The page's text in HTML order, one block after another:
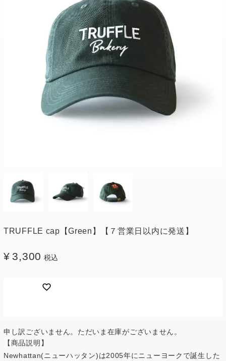
TRUFFLE cap【Green】【７営業日以内に発送】
¥ 3,300 税込
申し訳ございません。ただいま在庫がございません。
【商品説明】
Newhattan(ニューハッタン)は2005年にニューヨークで誕生した